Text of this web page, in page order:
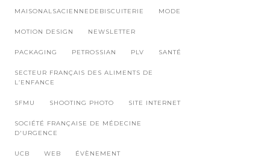
MAISONALSACIENNEDEBISCUITERIE MODE
MOTION DESIGN NEWSLETTER
PACKAGING PETROSSIAN PLV SANTÉ
SECTEUR FRANÇAIS DES ALIMENTS DE
L’ENFANCE
SFMU SHOOTING PHOTO SITE INTERNET
SOCIÉTÉ FRANÇAISE DE MÉDECINE
D'URGENCE
UCB WEB ÉVÈNEMENT